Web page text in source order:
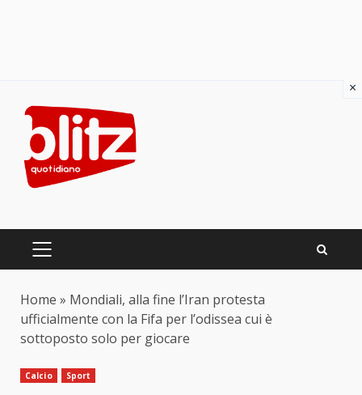
content
PRIMARY
Home » Mondiali, alla fine l’Iran protesta
ufficialmente con la Fifa per l’odissea cui è
sottoposto solo per giocare
Calcio Sport
×